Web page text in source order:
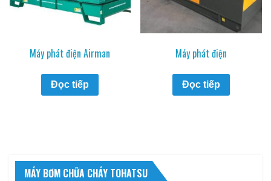
Máy phát điện Airman
Đọc tiếp
Máy phát điện
Đọc tiếp
MÁY BƠM CHỮA CHÁY TOHATSU